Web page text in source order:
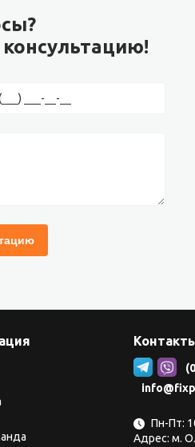
Пн-Пт:
Адрес: м.